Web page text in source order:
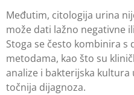
Međutim, citologija urina
može dati lažno negativne
Stoga se često kombinira
metodama, kao što su
analize i bakterijska
točnija dijagnoza.